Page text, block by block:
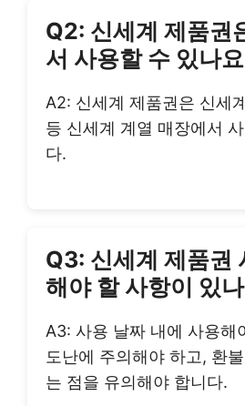
Q2: 신세계 제품권
서 사용할 수 있나
A2: 신세계 제품권은 신세
등 신세계 계열 매장에서
다.
Q3: 신세계 제품권
해야 할 사항이 있
A3: 사용 날짜 내에 사용해
도난에 주의해야 하고, 환
는 점을 유의해야 합니다.